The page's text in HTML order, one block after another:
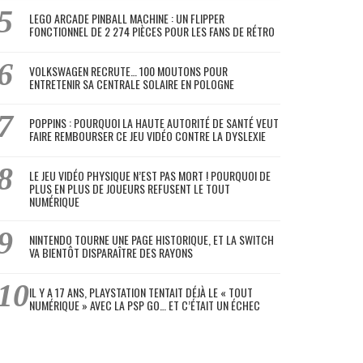
LEGO ARCADE PINBALL MACHINE : UN FLIPPER
FONCTIONNEL DE 2 274 PIÈCES POUR LES FANS DE RÉTRO
VOLKSWAGEN RECRUTE… 100 MOUTONS POUR
ENTRETENIR SA CENTRALE SOLAIRE EN POLOGNE
POPPINS : POURQUOI LA HAUTE AUTORITÉ DE SANTÉ VEUT
FAIRE REMBOURSER CE JEU VIDÉO CONTRE LA DYSLEXIE
LE JEU VIDÉO PHYSIQUE N’EST PAS MORT ! POURQUOI DE
PLUS EN PLUS DE JOUEURS REFUSENT LE TOUT
NUMÉRIQUE
NINTENDO TOURNE UNE PAGE HISTORIQUE, ET LA SWITCH
VA BIENTÔT DISPARAÎTRE DES RAYONS
IL Y A 17 ANS, PLAYSTATION TENTAIT DÉJÀ LE « TOUT
NUMÉRIQUE » AVEC LA PSP GO… ET C’ÉTAIT UN ÉCHEC